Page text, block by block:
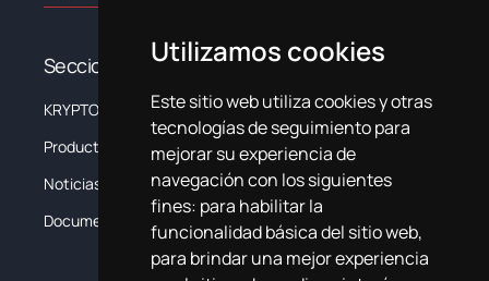
Utilizamos cookies
Este sitio web utiliza cookies y otras
tecnologías de seguimiento para
mejorar su experiencia de
navegación con los siguientes
fines: para habilitar la
funcionalidad básica del sitio web,
para brindar una mejor experiencia
Secciones
KRYPTON
La Empresa
Productos
Sistemas
Noticias
Formación
Documentación
Contacta